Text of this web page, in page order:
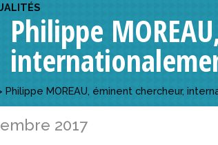
Philippe
Philippe MOREAU, éminent chercheur,
2017